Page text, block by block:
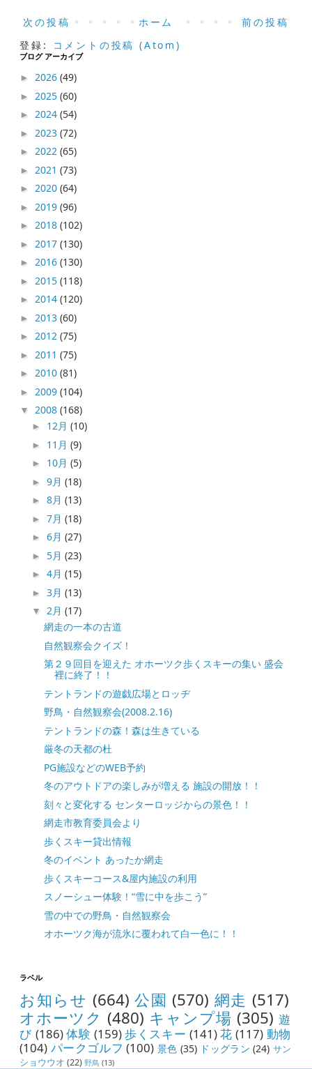
次の投稿 前の投稿
ホーム
登録:
コメントの投稿 (Atom)
ブログ アーカイブ
► 2026(49)
► 2025(60)
► 2024(54)
► 2023(72)
► 2022(65)
► 2021(73)
► 2020(64)
► 2019(96)
► 2018(102)
► 2017(130)
► 2016(130)
► 2015(118)
► 2014(120)
► 2013(60)
► 2012(75)
► 2011(75)
► 2010(81)
► 2009(104)
▼ 2008(168)
► 12月(10)
► 11月(9)
► 10月(5)
►9月(18)
►8月(13)
►7月(18)
►6月(27)
► 5月(23)
►4月(15)
►3月(13)
▼ 2月(17)
網走の一本の古道
自然観察会クイズ！
第２９回目を迎えた オホーツク歩くスキーの集い 盛会
裡に終了！！
テントランドの遊戯広場とロッヂ
野鳥・自然観察会(2008.2.16)
テントランドの森！森は生きている
厳冬の天都の杜
PG施設などのWEB予約
冬のアウトドアの楽しみが増える 施設の開放！！
刻々と変化する センターロッジからの景色！！
網走市教育委員会より
歩くスキー貸出情報
冬のイベント あったか網走
歩くスキーコース&屋内施設の利用
スノーシュー体験！“雪に中を歩こう”
雪の中での野鳥・自然観察会
オホーツク海が流氷に覆われて白一色に！！
ラベル
お知らせ (664) 公園 (570) 網走 (517)
オホーツク (480) キャンプ場 (305) 遊
び (186)体験 (159)歩くスキー (141)花 (117) 動物
(104) パークゴルフ (100) 景色 (35) ドッグラン (24) サン
ショウウオ (22) 野鳥 (13)